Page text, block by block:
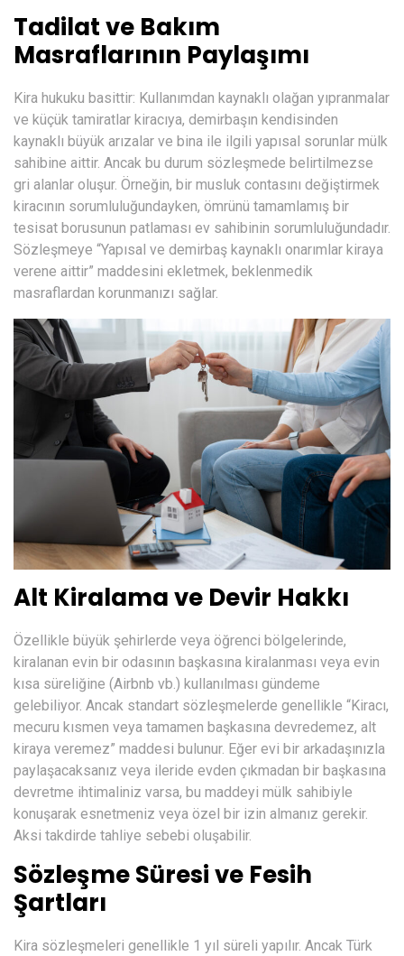
Tadilat ve Bakım
Masraflarının Paylaşımı
Kira hukuku basittir: Kullanımdan kaynaklı olağan yıpranmalar
ve küçük tamiratlar kiracıya, demirbaşın kendisinden
kaynaklı büyük arızalar ve bina ile ilgili yapısal sorunlar mülk
sahibine aittir. Ancak bu durum sözleşmede belirtilmezse
gri alanlar oluşur. Örneğin, bir musluk contasını değiştirmek
kiracının sorumluluğundayken, ömrünü tamamlamış bir
tesisat borusunun patlaması ev sahibinin sorumluluğundadır.
Sözleşmeye “Yapısal ve demirbaş kaynaklı onarımlar kiraya
verene aittir” maddesini ekletmek, beklenmedik
masraflardan korunmanızı sağlar.
Alt Kiralama ve Devir Hakkı
Özellikle büyük şehirlerde veya öğrenci bölgelerinde,
kiralanan evin bir odasının başkasına kiralanması veya evin
kısa süreliğine (Airbnb vb.) kullanılması gündeme
gelebiliyor. Ancak standart sözleşmelerde genellikle “Kiracı,
mecuru kısmen veya tamamen başkasına devredemez, alt
kiraya veremez” maddesi bulunur. Eğer evi bir arkadaşınızla
paylaşacaksanız veya ileride evden çıkmadan bir başkasına
devretme ihtimaliniz varsa, bu maddeyi mülk sahibiyle
konuşarak esnetmeniz veya özel bir izin almanız gerekir.
Aksi takdirde tahliye sebebi oluşabilir.
Sözleşme Süresi ve Fesih
Şartları
Kira sözleşmeleri genellikle 1 yıl süreli yapılır. Ancak Türk